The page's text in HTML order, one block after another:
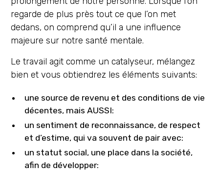
regarde de plus près tout ce que l’on met
dedans, on comprend qu’il a une influence
majeure sur notre santé mentale.
Le travail agit comme un catalyseur, mélangez
bien et vous obtiendrez les éléments suivants:
une source de revenu et des conditions de vie
décentes, mais AUSSI:
un sentiment de reconnaissance, de respect
et d’estime, qui va souvent de pair avec:
un statut social, une place dans la société,
afin de développer: